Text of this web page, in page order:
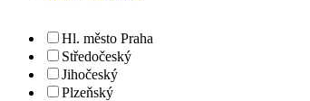
Hl. město Praha
Středočeský
Jihočeský
Plzeňský